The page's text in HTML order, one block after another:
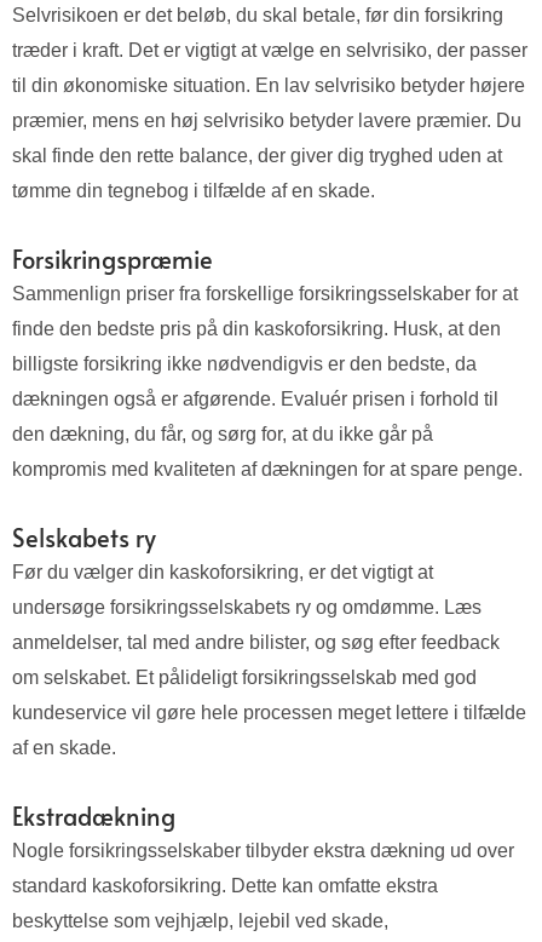
Selvrisikoen er det beløb, du skal betale, før din forsikring
træder i kraft. Det er vigtigt at vælge en selvrisiko, der passer
til din økonomiske situation. En lav selvrisiko betyder højere
præmier, mens en høj selvrisiko betyder lavere præmier. Du
skal finde den rette balance, der giver dig tryghed uden at
tømme din tegnebog i tilfælde af en skade.
Forsikringspræmie
Sammenlign priser fra forskellige forsikringsselskaber for at
finde den bedste pris på din kaskoforsikring. Husk, at den
billigste forsikring ikke nødvendigvis er den bedste, da
dækningen også er afgørende. Evaluér prisen i forhold til
den dækning, du får, og sørg for, at du ikke går på
kompromis med kvaliteten af dækningen for at spare penge.
Selskabets ry
Før du vælger din kaskoforsikring, er det vigtigt at
undersøge forsikringsselskabets ry og omdømme. Læs
anmeldelser, tal med andre bilister, og søg efter feedback
om selskabet. Et pålideligt forsikringsselskab med god
kundeservice vil gøre hele processen meget lettere i tilfælde
af en skade.
Ekstradækning
Nogle forsikringsselskaber tilbyder ekstra dækning ud over
standard kaskoforsikring. Dette kan omfatte ekstra
beskyttelse som vejhjælp, lejebil ved skade,